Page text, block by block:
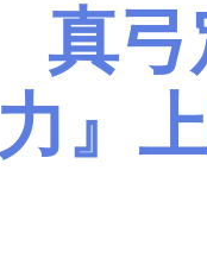
真
力』